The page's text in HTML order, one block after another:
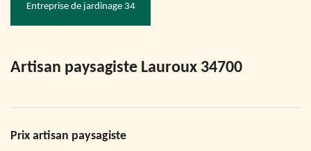
Entreprise de jardinage 34
Artisan paysagiste Lauroux 34700
Prix artisan paysagiste